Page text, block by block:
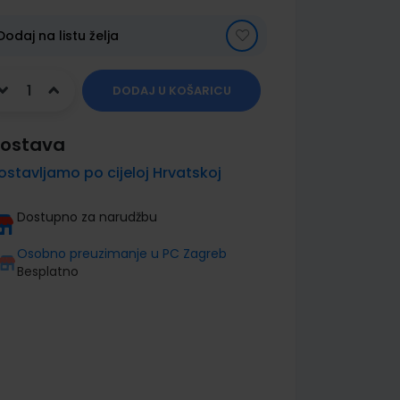
na listu želja
DODAJ U KOŠARICU
po cijeloj Hrvatskoj
Dostupno za narudžbu
Osobno preuzimanje u PC Zagreb
Besplatno